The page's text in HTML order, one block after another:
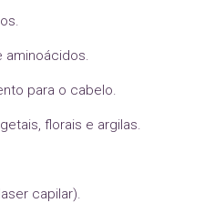
aminoácidos.
para o cabelo.
florais e argilas.
capilar).